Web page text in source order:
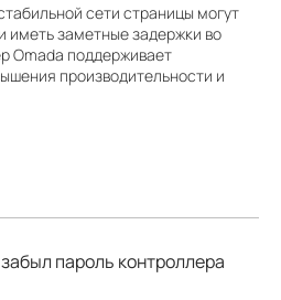
сети страницы могут
иметь заметные задержки во
Omada поддерживает
производительности и
пароль контроллера